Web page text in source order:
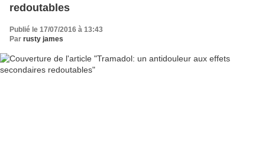
redoutables
Publié le 17/07/2016 à 13:43
Par rusty james